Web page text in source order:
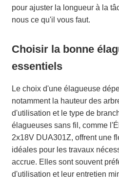
pour ajuster la longueur à la
nous ce qu'il vous faut.
Choisir la bonne
essentiels
Le choix d'une élagueuse
notamment la hauteur des
d'utilisation et le type de
élagueuses sans fil, comme
2x18V DUA301Z, offrent une
idéales pour les travaux
accrue. Elles sont souvent
d'utilisation et leur entretien